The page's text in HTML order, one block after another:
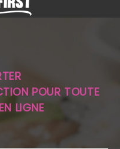
POUR TOUTE
LIGNE